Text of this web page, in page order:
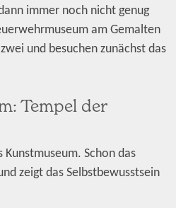
immer noch nicht genug
am Gemalten
und besuchen zunächst das
Tempel der
Schon das
zeigt das Selbstbewusstsein